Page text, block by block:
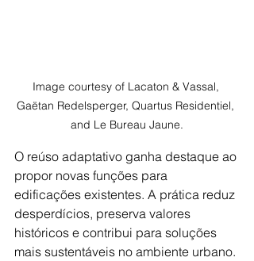
Image courtesy of Lacaton & Vassal,
Gaëtan Redelsperger, Quartus Residentiel,
and Le Bureau Jaune.
O reúso adaptativo ganha destaque ao
propor novas funções para
edificações existentes. A prática reduz
desperdícios, preserva valores
históricos e contribui para soluções
mais sustentáveis no ambiente urbano.